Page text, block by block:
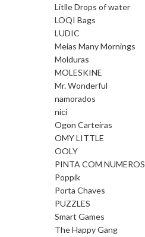
Litlle Drops of water
LOQI Bags
LUDIC
Meias Many Mornings
Molduras
MOLESKINE
Mr. Wonderful
namorados
nici
Ogon Carteiras
OMY LITTLE
OOLY
PINTA COM NUMEROS
Poppik
Porta Chaves
PUZZLES
Smart Games
The Happy Gang